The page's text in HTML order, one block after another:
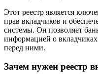
Этот реестр является
прав вкладчиков и
системы. Он позволяет
информацией о вкладчиках
перед ними.
Зачем нужен реестр